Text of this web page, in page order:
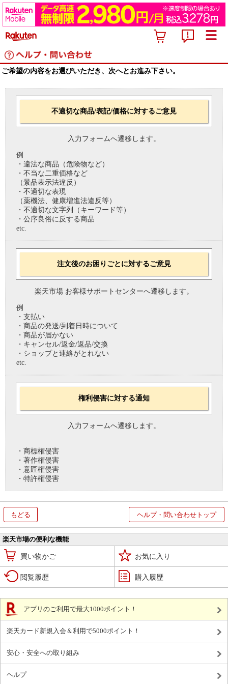
ご希望の内容をお選びいただき、次へとお進み下さい。
不適切な商品/表記/価格に対するご意見
入力フォームへ遷移します。
例
・違法な商品（危険物など）
・不当な二重価格など
（景品表示法違反）
・不適切な表現
（薬機法、健康増進法違反等）
・不適切な文字列（キーワード等）
・公序良俗に反する商品
etc.
注文後のお困りごとに対するご意見
楽天市場 お客様サポートセンターへ遷移します。
例
・支払い
・商品の発送/到着日時について
・商品が届かない
・キャンセル/返金/返品/交換
・ショップと連絡がとれない
etc.
権利侵害に対する通知
入力フォームへ遷移します。
・商標権侵害
・著作権侵害
・意匠権侵害
・特許権侵害
もどる ヘルプ・問い合わせトップ
楽天市場の便利な機能
買い物かご お気に入り
閲覧履歴 購入履歴
アプリのご利用で最大1000ポイント！
楽天カード新規入会＆利用で5000ポイント！
安心・安全への取り組み
ヘルプ